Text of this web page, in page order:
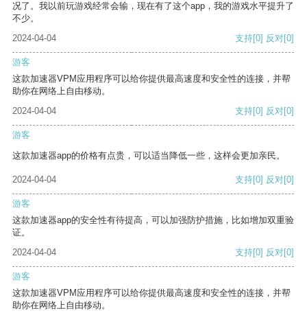
况了。我以前玩游戏经常会输，现在有了这个app，我的游戏水平提升了
不少。
2024-04-04
支持[0] 反对[0]
游客
这款加速器VPM应用程序可以给你提供最高速度和安全性的连接，并帮
助你在网络上自由移动。
2024-04-04
支持[0] 反对[0]
游客
这款加速器app的价格有点贵，可以适当降低一些，这样会更加亲民。
2024-04-04 支持[0] 反对[0]
游客
这款加速器app的安全性有待提高，可以加强防护措施，比如增加双重验
证。
2024-04-04
支持[0] 反对[0]
游客
这款加速器VPM应用程序可以给你提供最高速度和安全性的连接，并帮
助你在网络上自由移动。